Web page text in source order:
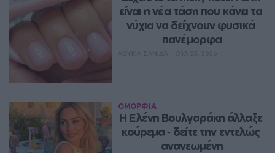
είναι η νέα τάση που κάνει τα
νύχια να δείχνουν φυσικά
πανέμορφα
ΟΜΟΡΦΙΑ
Η Ελένη Βουλγαράκη άλλαξε
κούρεμα ‑ δείτε την εντελώς
ανανεωμένη